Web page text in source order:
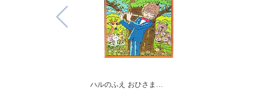
ハルのふえ おひさま…